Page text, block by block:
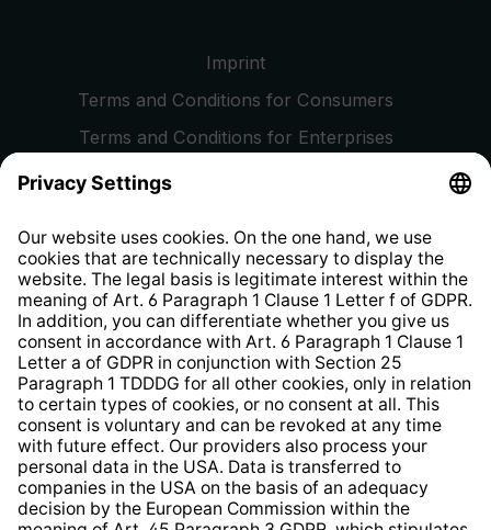
Imprint
Terms and Conditions for Consumers
Terms and Conditions for Enterprises
Privacy Policy
Whistleblower Protection System
Web Accessibility